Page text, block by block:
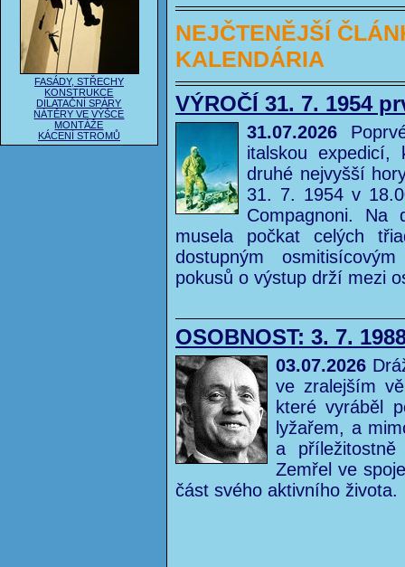
FASÁDY, STŘECHY
KONSTRUKCE
DILATAČNÍ SPÁRY
NÁTĚRY VE VÝŠCE
MONTÁŽE
KÁCENÍ STROMŮ
NEJČTENĚJŠÍ
KALENDÁRIA
VÝROČÍ 31. 7. 1954
31.07.2026
italskou expedicí,
druhé nejvyšší
31. 7. 1954 v
Compagnoni. Na
musela počkat celých
dostupným
pokusů o výstup drží mezi
OSOBNOST: 3. 7.
03.07.2026
ve zralejším
které vyráběl
lyžařem, a
a
Zemřel ve
část svého aktivního života.